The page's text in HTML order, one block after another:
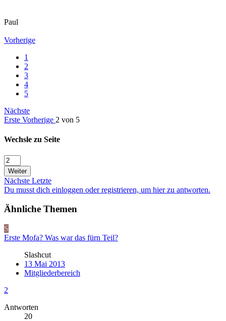
Paul
Vorherige
1
2
3
4
5
Nächste
Erste Vorherige 2 von 5
Wechsle zu Seite
Weiter
Nächste Letzte
Du musst dich einloggen oder registrieren, um hier zu antworten.
Ähnliche Themen
S
Erste Mofa? Was war das fürn Teil?
Slashcut
13 Mai 2013
Mitgliederbereich
2
Antworten
20